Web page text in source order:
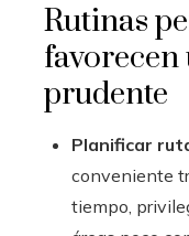
Rutinas
favorecen
prudente
Planificar
conveniente
tiempo,